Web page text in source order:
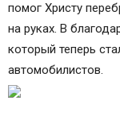
помог Христу
на руках. В
который теперь
автомобилистов.